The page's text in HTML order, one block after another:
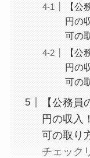
【
円の
可の
【
円の
可の
【公務
円の収入
可の取り
チェック